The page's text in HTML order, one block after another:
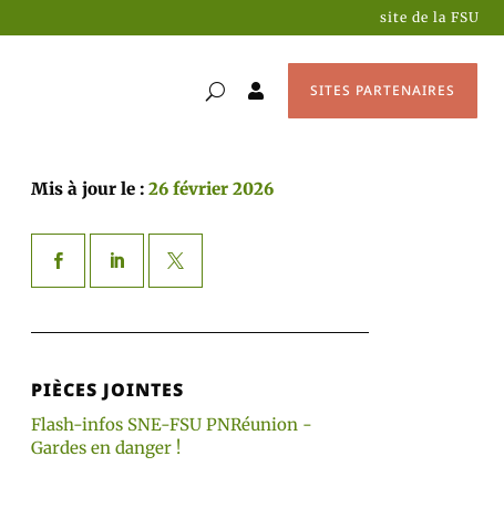
site de la FSU
 SITES PARTENAIRES
Mis à jour le : 26 février 2026
PIÈCES JOINTES
Flash-infos SNE-FSU PNRéunion -
Gardes en danger !